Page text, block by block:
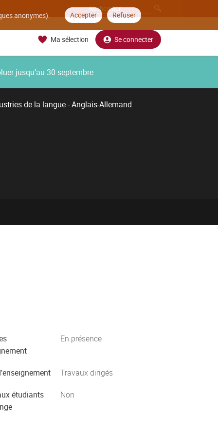
anonymes). Accepter Refuser
Ma sélection Se connecter
jusqu’au 30 septembre
de la langue - Anglais-Allemand
En présence
Travaux dirigés
étudiants
Non